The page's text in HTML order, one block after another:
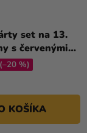
set na 13.
s červenými
(–20 %)
KOŠÍKA